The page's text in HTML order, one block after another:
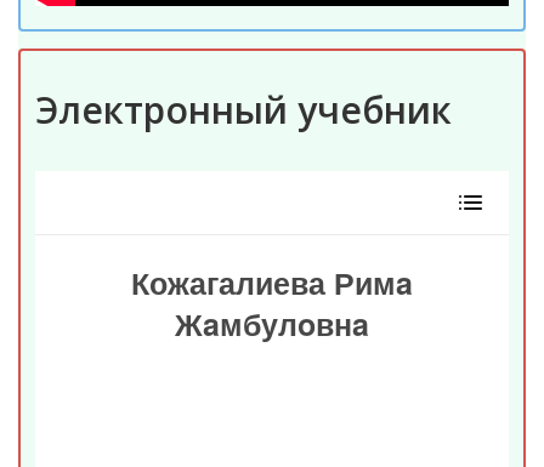
Электронный учебник